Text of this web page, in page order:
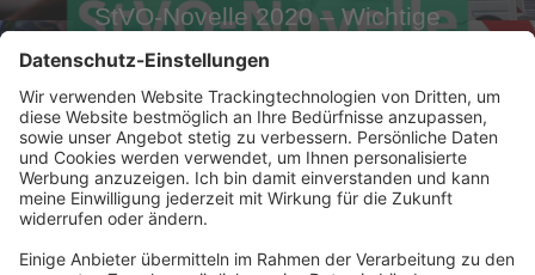
StVO-Novelle 2020 – Wichtige